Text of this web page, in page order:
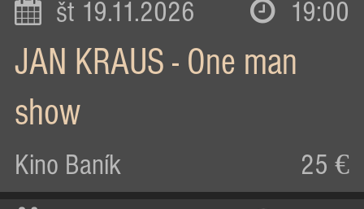
št 19.11.2026 19:00
JAN KRAUS - One man
show
Kino Baník 25 €